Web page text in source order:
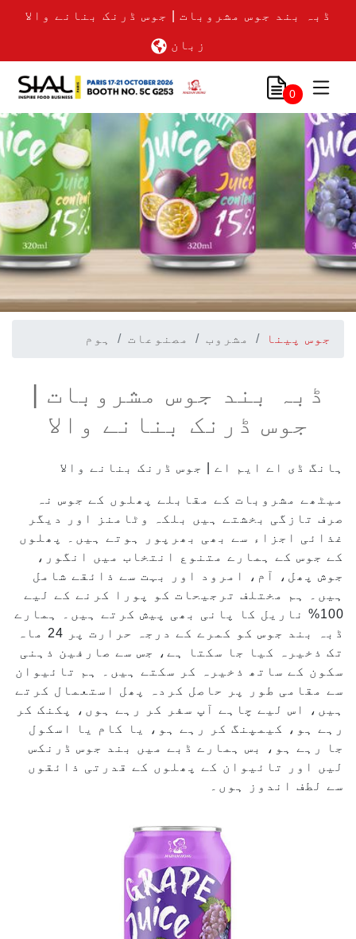
ڈبہ بند جوس مشروبات | جوس ڈرنک بنانے والا
زبان
0
ہوم مصنوعات مشروب جوس پینا
ڈبہ بند جوس مشروبات |
جوس ڈرنک بنانے والا
ہانگ ڈی اے ایم اے | جوس ڈرنک بنانے والا
میٹھے مشروبات کے مقابلے پھلوں کے جوس نہ
صرف تازگی بخشتے ہیں بلکہ وٹامنز اور دیگر
غذائی اجزاء سے بھی بھرپور ہوتے ہیں۔ پھلوں
کے جوس کے ہمارے متنوع انتخاب میں انگور،
جوش پھل، آم، امرود اور بہت سے ذائقے شامل
ہیں۔ ہم مختلف ترجیحات کو پورا کرنے کے لیے
100% ناریل کا پانی بھی پیش کرتے ہیں۔ ہمارے
ڈبہ بند جوس کو کمرے کے درجہ حرارت پر 24 ماہ
تک ذخیرہ کیا جا سکتا ہے، جس سے صارفین ذہنی
سکون کے ساتھ ذخیرہ کر سکتے ہیں۔ ہم تائیوان
سے مقامی طور پر حاصل کردہ پھل استعمال کرتے
ہیں، اس لیے چاہے آپ سفر کر رہے ہوں، پکنک کر
رہے ہو، کیمپنگ کر رہے ہو، یا کام یا اسکول
جا رہے ہو، بس ہمارے ڈبے میں بند جوس ڈرنکس
لیں اور تائیوان کے پھلوں کے قدرتی ذائقوں
سے لطف اندوز ہوں۔